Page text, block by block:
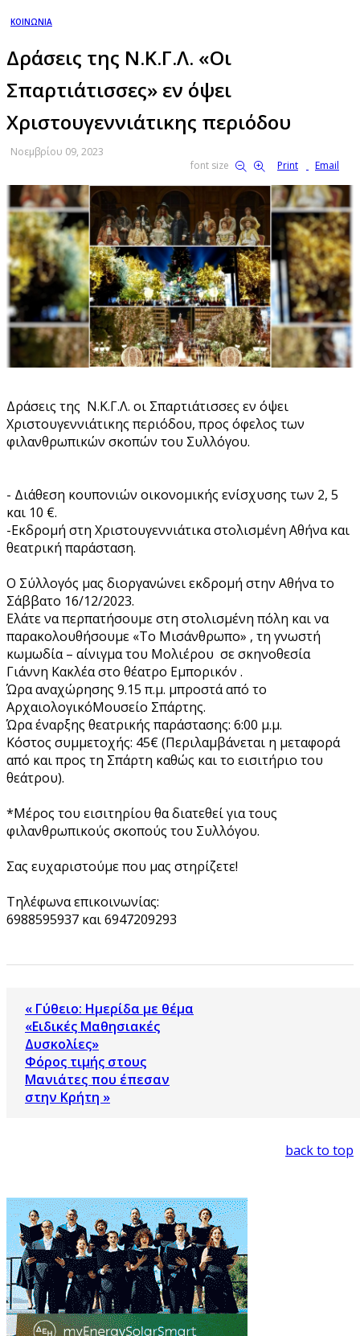
ΚΟΙΝΩΝΙΑ
Δράσεις της Ν.Κ.Γ.Λ. «Οι
Σπαρτιάτισσες» εν όψει
Χριστουγεννιάτικης περιόδου
Νοεμβρίου 09, 2023
font size
Print Email
Δράσεις της Ν.Κ.Γ.Λ. οι Σπαρτιάτισσες εν όψει
Χριστουγεννιάτικης περιόδου, προς όφελος των
φιλανθρωπικών σκοπών του Συλλόγου.
- Διάθεση κουπονιών οικονομικής ενίσχυσης των 2, 5
και 10 €.
-Εκδρομή στη Χριστουγεννιάτικα στολισμένη Αθήνα και
θεατρική παράσταση.
Ο Σύλλογός μας διοργανώνει εκδρομή στην Αθήνα το
Σάββατο 16/12/2023.
Ελάτε να περπατήσουμε στη στολισμένη πόλη και να
παρακολουθήσουμε «Το Μισάνθρωπο» , τη γνωστή
κωμωδία – αίνιγμα του Μολιέρου σε σκηνοθεσία
Γιάννη Κακλέα στο θέατρο Εμπορικόν .
Ώρα αναχώρησης 9.15 π.μ. μπροστά από το
ΑρχαιολογικόΜουσείο Σπάρτης.
Ώρα έναρξης θεατρικής παράστασης: 6:00 μ.μ.
Κόστος συμμετοχής: 45€ (Περιλαμβάνεται η μεταφορά
από και προς τη Σπάρτη καθώς και το εισιτήριο του
θεάτρου).
*Μέρος του εισιτηρίου θα διατεθεί για τους
φιλανθρωπικούς σκοπούς του Συλλόγου.
Σας ευχαριστούμε που μας στηρίζετε!
Τηλέφωνα επικοινωνίας:
6988595937 και 6947209293
« Γύθειο: Ημερίδα με θέμα
«Ειδικές Μαθησιακές
Δυσκολίες»
Φόρος τιμής στους
Μανιάτες που έπεσαν
στην Κρήτη »
back to top